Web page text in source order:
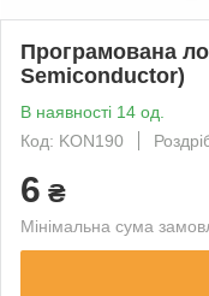
Програмована
Semiconductor)
В наявності 14 од.
Код: KON190
6 ₴
Мінімальна сума